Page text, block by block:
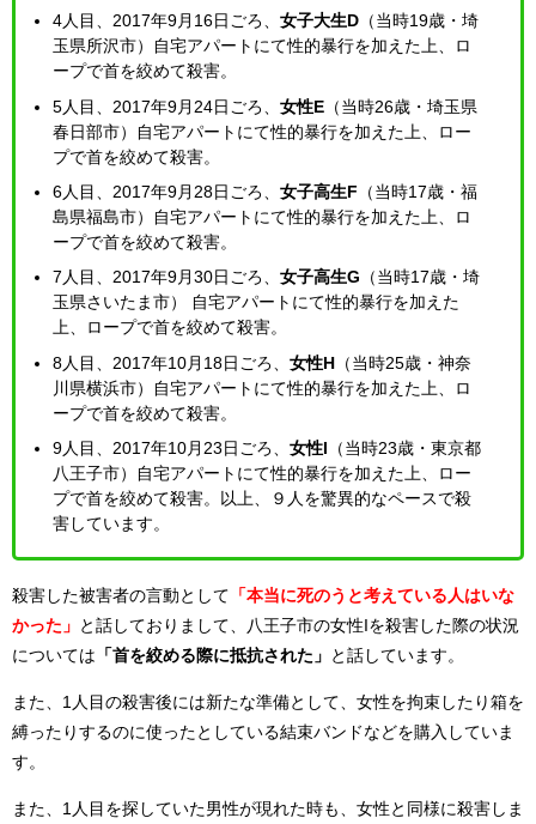
4人目、2017年9月16日ごろ、 女子大生D（当時19歳・埼
玉県所沢市）自宅アパートにて性的暴行を加えた上、ロ
ープで首を絞めて殺害。
5人目、2017年9月24日ごろ、 女性E（当時26歳・埼玉県
春日部市）自宅アパートにて性的暴行を加えた上、ロー
プで首を絞めて殺害。
6人目、2017年9月28日ごろ、 女子高生F （当時17歳・福
島県福島市）自宅アパートにて性的暴行を加えた上、ロ
ープで首を絞めて殺害。
7人目、2017年9月30日ごろ、 女子高生G （当時17歳・埼
玉県さいたま市） 自宅アパートにて性的暴行を加えた
上、ロープで首を絞めて殺害。
8人目、2017年10月18日ごろ、 女性H（当時25歳・神奈
川県横浜市）自宅アパートにて性的暴行を加えた上、ロ
ープで首を絞めて殺害。
9人目、2017年10月23日ごろ、 女性I
（当時23歳・東京都
八王子市）自宅アパートにて性的暴行を加えた上、ロー
プで首を絞めて殺害。以上、９人を驚異的なペースで殺
害しています。
殺害した被害者の言動として 「本当に死のうと考えている人はいな
かった」
と話しておりまして、八王子市の女性Iを殺害した際の状況
については 「首を絞める際に抵抗された」 と話しています。
また、1人目の殺害後には新たな準備として、女性を拘束したり箱を
縛ったりするのに使ったとしている結束バンドなどを購入していま
す。
また、1人目を探していた男性が現れた時も、女性と同様に殺害しま